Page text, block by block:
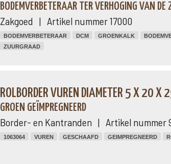
BODEMVERBETERAAR TER VERHOGING VAN DE
Zakgoed | Artikel nummer 17000
BODEMVERBETERAAR DCM GROENKALK
ZUURGRAAD
ROLBORDER VUREN DIAMETER 5 X 20 X
GROEN GEÏMPREGNEERD
Border- en Kantranden | Artikel nummer
1063064 VUREN GESCHAAFD GEIMPREGNEERD